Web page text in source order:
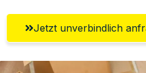
Jetzt unverbindlich